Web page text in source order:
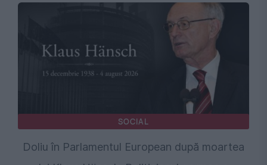
SOCIAL
Doliu în Parlamentul European după moartea